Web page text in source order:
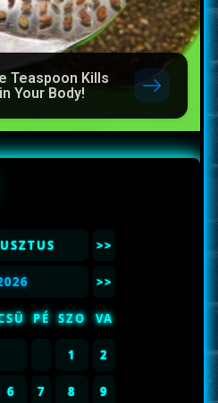
Teaspoon Kills
Your Body!
>>
>>
PÉ SZO VA
1 2
6 7 8 9